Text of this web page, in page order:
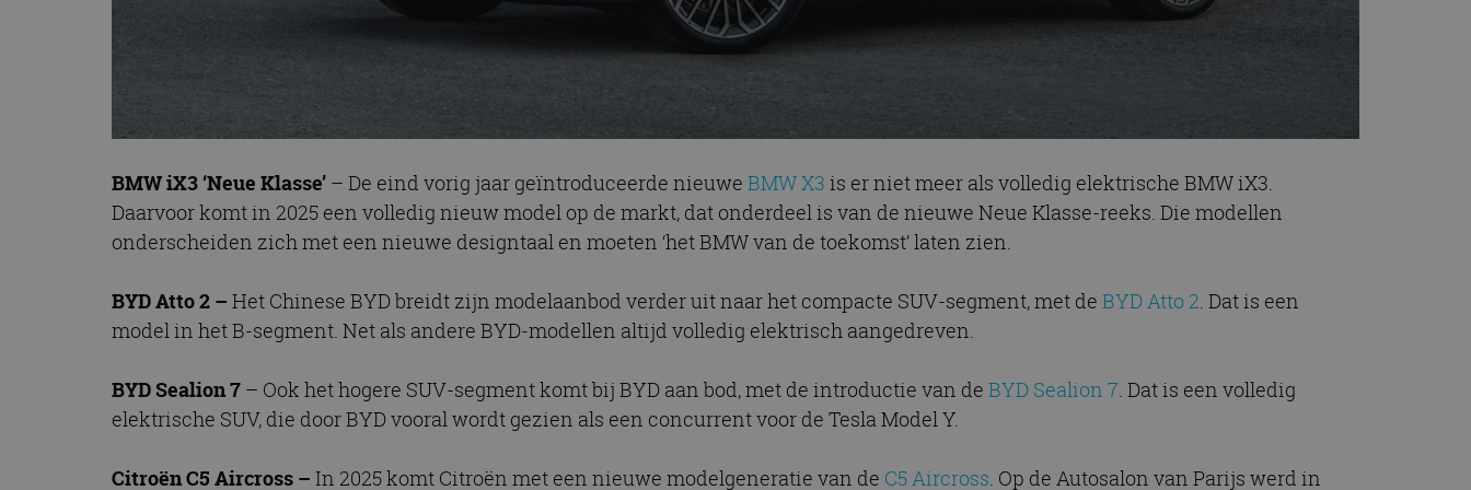
BMW iX3 ‘Neue Klasse’ – De eind vorig jaar geïntroduceerde nieuwe BMW X3 is er niet meer als volledig elektrische BMW iX3.
Daarvoor komt in 2025 een volledig nieuw model op de markt, dat onderdeel is van de nieuwe Neue Klasse-reeks. Die modellen
onderscheiden zich met een nieuwe designtaal en moeten ‘het BMW van de toekomst’ laten zien.
BYD Atto 2 – Het Chinese BYD breidt zijn modelaanbod verder uit naar het compacte SUV-segment, met de BYD Atto 2 . Dat is een
model in het B-segment. Net als andere BYD-modellen altijd volledig elektrisch aangedreven.
BYD Sealion 7 – Ook het hogere SUV-segment komt bij BYD aan bod, met de introductie van de BYD Sealion 7 . Dat is een volledig
elektrische SUV, die door BYD vooral wordt gezien als een concurrent voor de Tesla Model Y.
Citroën C5 Aircross – In 2025 komt Citroën met een nieuwe modelgeneratie van de C5 Aircross . Op de Autosalon van Parijs werd in